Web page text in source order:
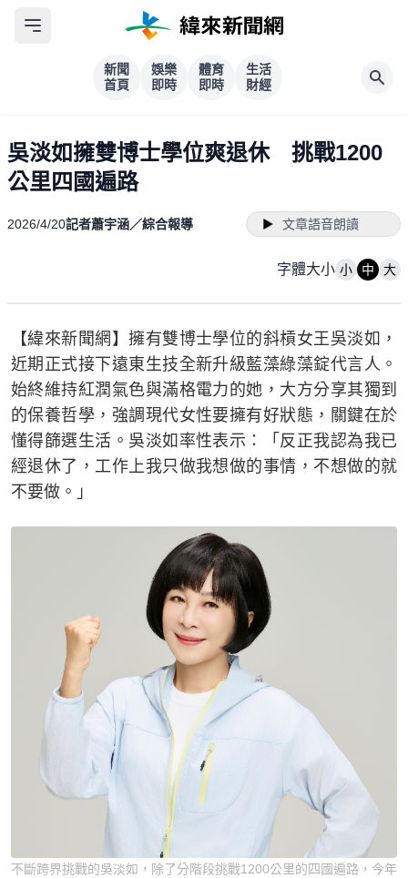
新聞
首頁
娛樂
即時
體育
即時
生活
財經
吳淡如擁雙博士學位爽退休 挑戰1200
公里四國遍路
2026/4/20記者蕭宇涵／綜合報導 文章語音朗讀
字體大小 小 中 大
【緯來新聞網】擁有雙博士學位的斜槓女王吳淡如，
近期正式接下遠東生技全新升級藍藻綠藻錠代言人。
始終維持紅潤氣色與滿格電力的她，大方分享其獨到
的保養哲學，強調現代女性要擁有好狀態，關鍵在於
懂得篩選生活。吳淡如率性表示：「反正我認為我已
經退休了，工作上我只做我想做的事情，不想做的就
不要做。」
不斷跨界挑戰的吳淡如，除了分階段挑戰1200公里的四國遍路，今年